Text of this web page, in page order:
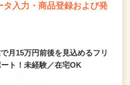
タ入力・商品登録および発
月15万円前後を見込めるフリ
ト！未経験／在宅OK